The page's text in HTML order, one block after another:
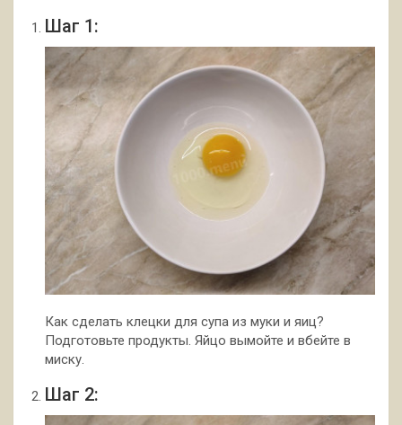
Шаг 1:
Как сделать клецки для супа из муки и яиц?
Подготовьте продукты. Яйцо вымойте и вбейте в
миску.
Шаг 2: